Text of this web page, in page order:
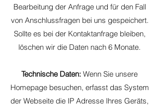
Bearbeitung der Anfrage und für den Fall
von Anschlussfragen bei uns gespeichert.
Sollte es bei der Kontaktanfrage bleiben,
löschen wir die Daten nach 6 Monate.
Technische Daten: Wenn Sie unsere
Homepage besuchen, erfasst das System
der Webseite die IP Adresse Ihres Geräts,